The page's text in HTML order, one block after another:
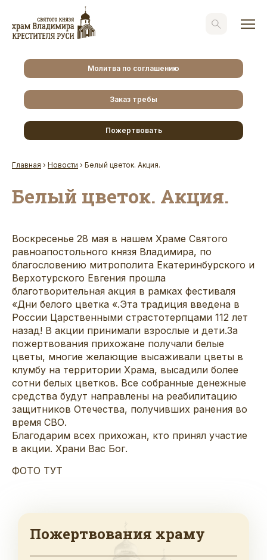
Молитва по соглашению
Заказ требы
Пожертвовать
Главная › Новости › Белый цветок. Акция.
Белый цветок. Акция.
Воскресенье 28 мая в нашем Храме Святого
равноапостольного князя Владимира, по
благословению митрополита Екатеринбурского и
Верхотурского Евгения прошла
благотворительная акция в рамках фестиваля
«Дни белого цветка «.Эта традиция введена в
России Царственными страстотерпцами 112 лет
назад! В акции принимали взрослые и дети.За
пожертвования прихожане получали белые
цветы, многие желающие высаживали цветы в
клумбу на территории Храма, высадили более
сотни белых цветков. Все собранные денежные
средства будут направлены на реабилитацию
защитников Отечества, получивших ранения во
время СВО.
Благодарим всех прихожан, кто принял участие
в акции. Храни Вас Бог.
ФОТО ТУТ
Пожертвования храму